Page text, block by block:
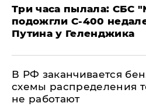
Три часа пылала: СБС
подожгли С-400
Путина у Геленджика
​В РФ заканчивается
схемы распределения
не работают